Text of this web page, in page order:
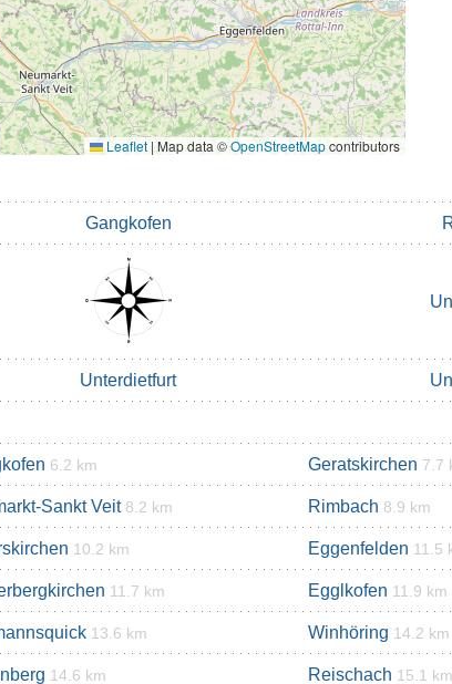
Leaflet | Map data ©OpenStreetMapcontributors
Gangkofen
Unterdietfurt
6.2 km Geratskirchen 7.7
Sankt Veit 8.2 km Rimbach 8.9 km
10.2 km Eggenfelden 11.5
11.7 km Egglkofen 11.9 km
13.6 km Winhöring 14.2 km
14.6 km Reischach 15.1 km